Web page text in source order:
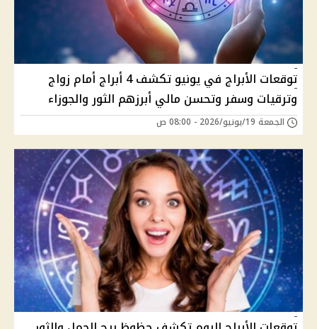
توقعات الأبراج في يونيو تكشف 4 أبراج أمام زواج
وترقيات وسفر وتحسن مالي أبرزهم الثور والجوزاء
الجمعة 19/يونيو/2026 - 08:00 ص